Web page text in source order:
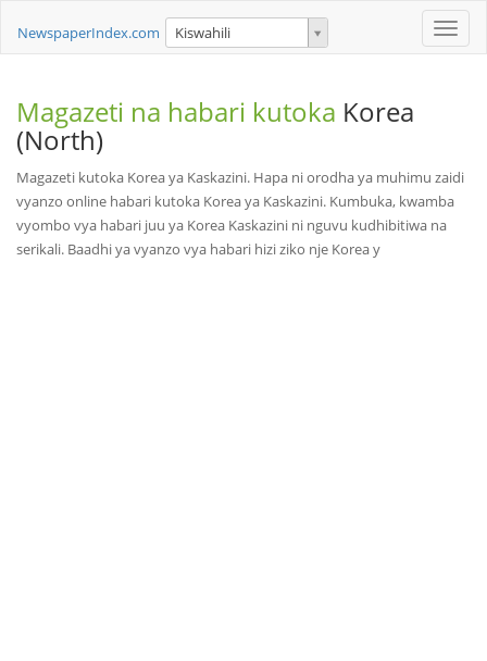
Toggle
NewspaperIndex.com Kiswahili
Magazeti na habari kutoka Korea
(North)
Magazeti kutoka Korea ya Kaskazini. Hapa ni orodha ya muhimu zaidi
vyanzo online habari kutoka Korea ya Kaskazini. Kumbuka, kwamba
vyombo vya habari juu ya Korea Kaskazini ni nguvu kudhibitiwa na
serikali. Baadhi ya vyanzo vya habari hizi ziko nje Korea y